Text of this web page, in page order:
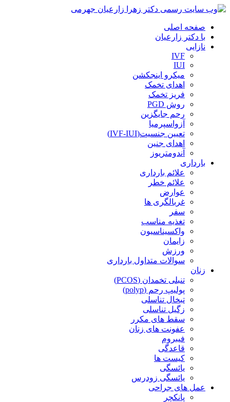
صفحه اصلی
با دکتر زارعیان
نازایی
IVF
IUI
میکرو اینجکشن
اهدای تخمک
فریز تخمک
روش PGD
رحم جایگزین
آزواسپرمیا
تعیین جنسیت(IVF-IUI)
اهدای جنین
آندومتریوز
بارداری
علائم بارداری
علائم خطر
عوارض
غربالگری ها
سفر
تغذیه مناسب
واکسیناسیون
زایمان
ورزش
سوالات متداول بارداری
زنان
تنبلی تخمدان (PCOS)
پولیپ رحم (polyp)
تبخال تناسلی
زگیل تناسلی
سقط های مکرر
عفونت های زنان
فیبروم
قاعدگی
کیست ها
یائسگی
یائسگی زودرس
عمل های جراحی
پانکچر